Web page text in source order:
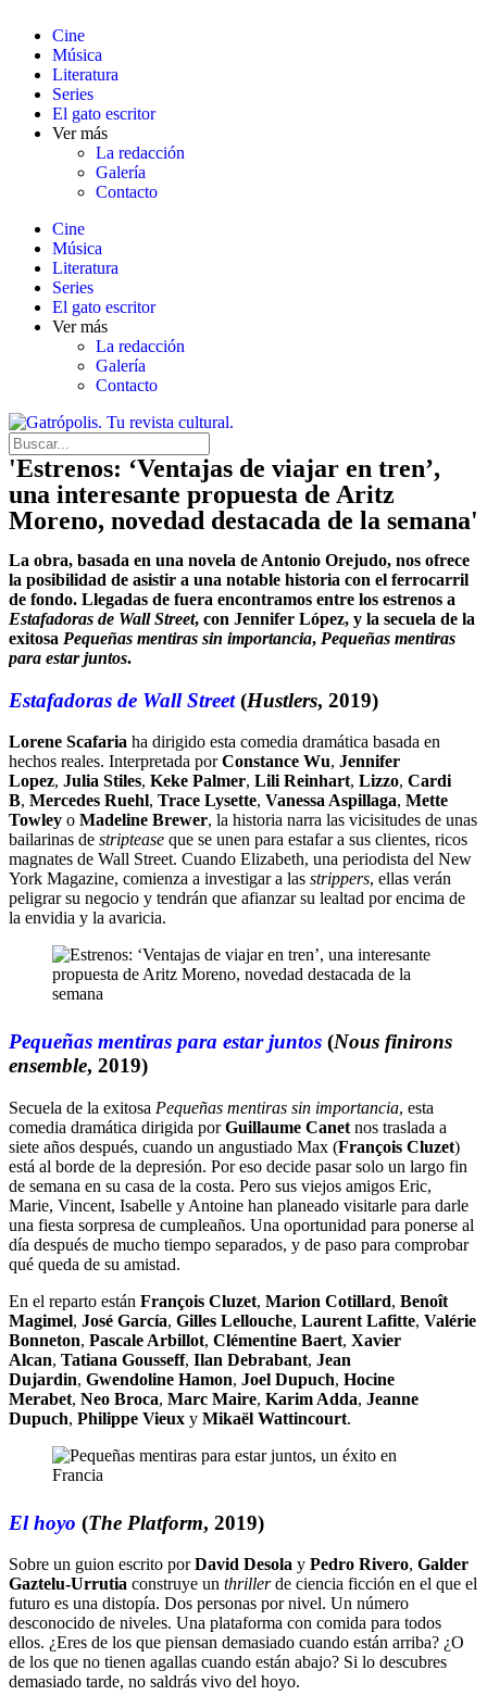
Cine
Música
Literatura
Series
El gato escritor
Ver más
La redacción
Galería
Contacto
Cine
Música
Literatura
Series
El gato escritor
Ver más
La redacción
Galería
Contacto
'Estrenos: ‘Ventajas de viajar en tren’,
una interesante propuesta de Aritz
Moreno, novedad destacada de la semana'
La obra, basada en una novela de Antonio Orejudo, nos ofrece
la posibilidad de asistir a una notable historia con el ferrocarril
de fondo. Llegadas de fuera encontramos entre los estrenos a
Estafadoras de Wall Street, con Jennifer López, y la secuela de la
exitosa Pequeñas mentiras sin importancia, Pequeñas mentiras
para estar juntos.
Estafadoras de Wall Street (Hustlers, 2019)
Lorene Scafaria ha dirigido esta comedia dramática basada en
hechos reales. Interpretada porConstance Wu, Jennifer
Lopez, Julia Stiles, Keke Palmer, Lili Reinhart, Lizzo, Cardi
B, Mercedes Ruehl, Trace Lysette, Vanessa Aspillaga, Mette
Towley o Madeline Brewer, la historia narra las vicisitudes de unas
bailarinas de striptease que se unen para estafar a sus clientes, ricos
magnates de Wall Street. Cuando Elizabeth, una periodista del New
York Magazine, comienza a investigar a las strippers, ellas verán
peligrar su negocio y tendrán que afianzar su lealtad por encima de
la envidia y la avaricia.
Pequeñas mentiras para estar juntos (Nous finirons
ensemble, 2019)
Secuela de la exitosa Pequeñas mentiras sin importancia, esta
comedia dramática dirigida porGuillaume Canet nos traslada a
siete años después, cuando un angustiado Max (François Cluzet)
está al borde de la depresión. Por eso decide pasar solo un largo fin
de semana en su casa de la costa. Pero sus viejos amigos Eric,
Marie, Vincent, Isabelle y Antoine han planeado visitarle para darle
una fiesta sorpresa de cumpleaños. Una oportunidad para ponerse al
día después de mucho tiempo separados, y de paso para comprobar
qué queda de su amistad.
En el reparto están François Cluzet, Marion Cotillard, Benoît
Magimel, José García, Gilles Lellouche, Laurent Lafitte, Valérie
Bonneton, Pascale Arbillot, Clémentine Baert, Xavier
Alcan, Tatiana Gousseff, Ilan Debrabant, Jean
Dujardin, Gwendoline Hamon, Joel Dupuch, Hocine
Merabet, Neo Broca, Marc Maire, Karim Adda, Jeanne
Dupuch, Philippe Vieux y Mikaël Wattincourt.
El hoyo (The Platform, 2019)
Sobre un guion escrito porDavid Desola y Pedro Rivero, Galder
Gaztelu-Urrutia construye un thrillerde ciencia ficción en el que el
futuro es una distopía. Dos personas por nivel. Un número
desconocido de niveles. Una plataforma con comida para todos
ellos. ¿Eres de los que piensan demasiado cuando están arriba? ¿O
de los que no tienen agallas cuando están abajo? Si lo descubres
demasiado tarde, no saldrás vivo del hoyo.